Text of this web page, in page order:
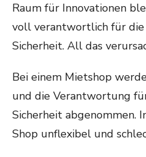
Raum für Innovationen
voll verantwortlich für die
Sicherheit. All das
Bei einem Mietshop
und die Verantwortung
Sicherheit abgenommen.
Shop unflexibel und